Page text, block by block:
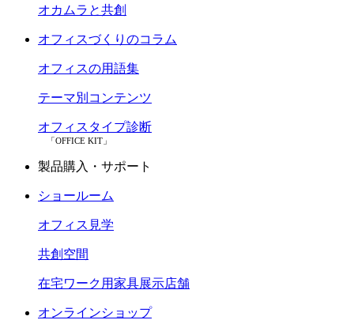
オカムラと共創
オフィスづくりのコラム
オフィスの用語集
テーマ別コンテンツ
オフィスタイプ診断
「OFFICE KIT」
製品購入・サポート
ショールーム
オフィス見学
共創空間
在宅ワーク用家具展示店舗
オンラインショップ